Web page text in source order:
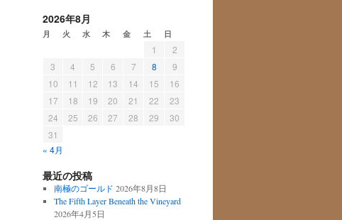
2026年8月
月 火 水 木 金 土 日
1
2
3
4 5 6 7 8
9
10
11 12 13 14 15
16
17
18 19 20 21 22
23
24
25 26 27 28 29
30
31
« 4月
最近の投稿
南極のゴールド 2026年8月8日
The Fifth Layer Beneath the Vineyard
2026年4月5日